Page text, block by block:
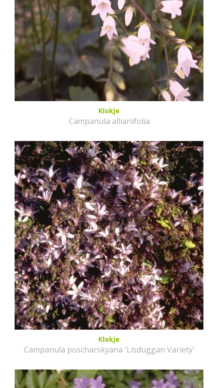
Klokje
Campanula alliariifolia
Klokje
Campanula poscharskyana 'Lisduggan Variety'